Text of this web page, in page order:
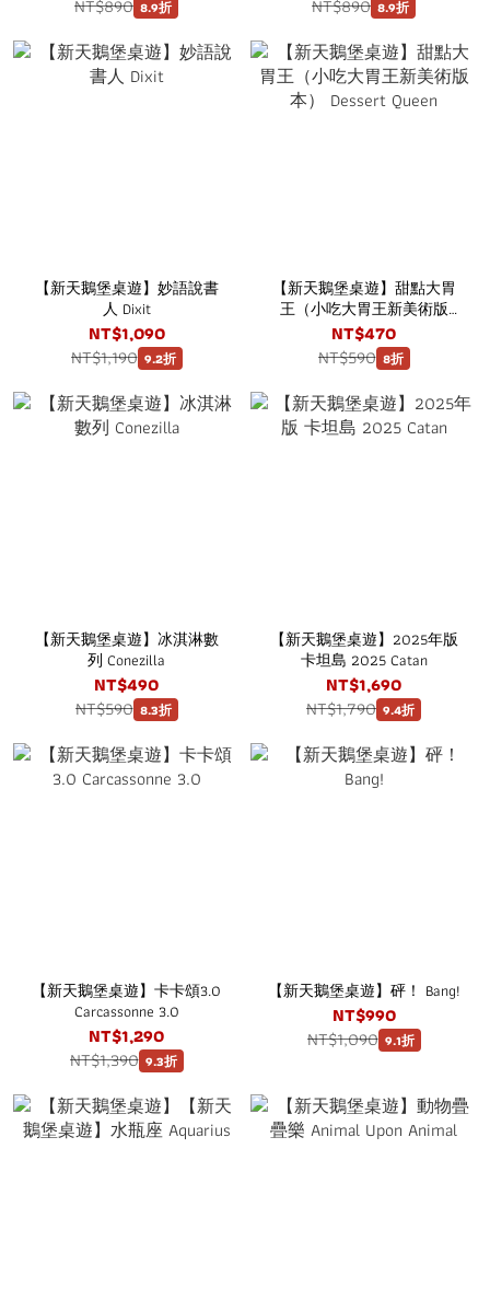
NT$890 8.9折
NT$890 8.9折
【新天鵝堡桌遊】妙語說書
人 Dixit
NT$1,090
NT$1,190 9.2折
【新天鵝堡桌遊】甜點大胃
王（小吃大胃王新美術版
本） Dessert Queen
NT$470
NT$590 8折
【新天鵝堡桌遊】冰淇淋數
列 Conezilla
NT$490
NT$590 8.3折
【新天鵝堡桌遊】2025年版
卡坦島 2025 Catan
NT$1,690
NT$1,790 9.4折
【新天鵝堡桌遊】卡卡頌3.0
Carcassonne 3.0
NT$1,290
NT$1,390 9.3折
【新天鵝堡桌遊】砰！ Bang!
NT$990
NT$1,090 9.1折